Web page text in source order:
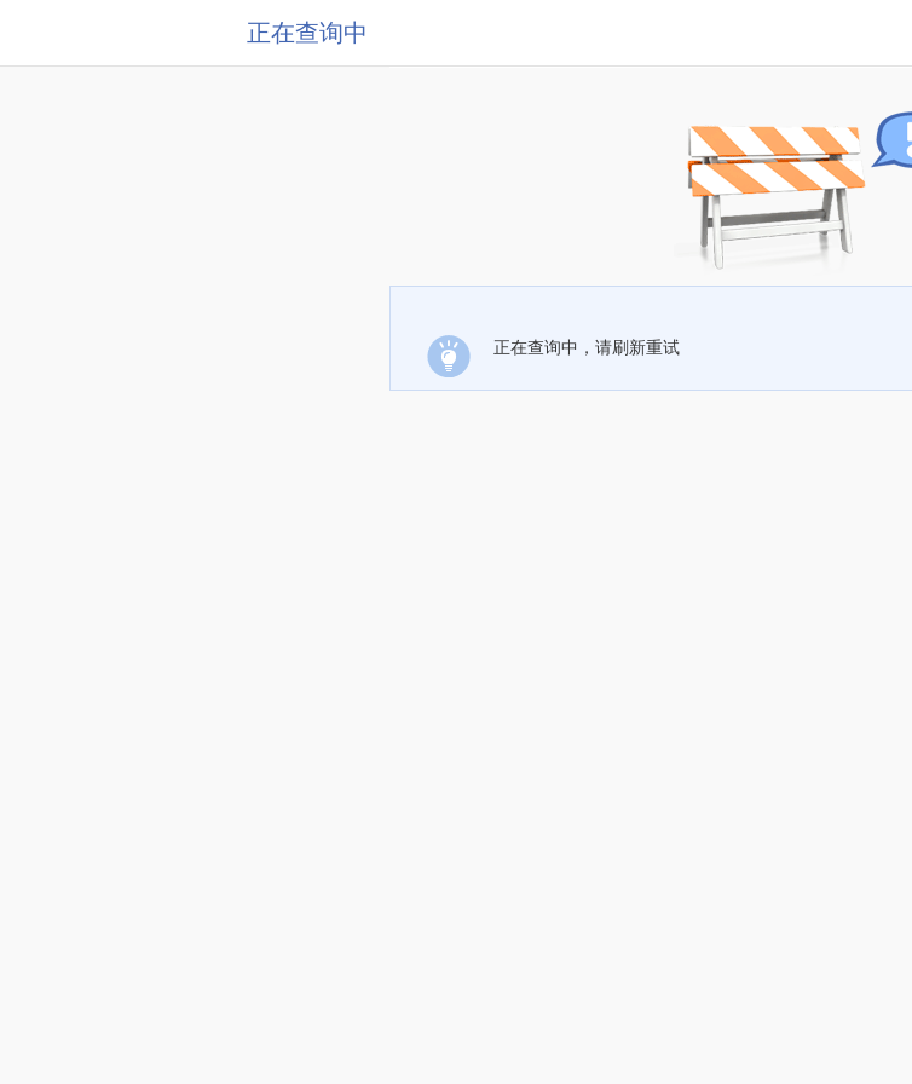
正在查询中
正在查询中，请刷新重试